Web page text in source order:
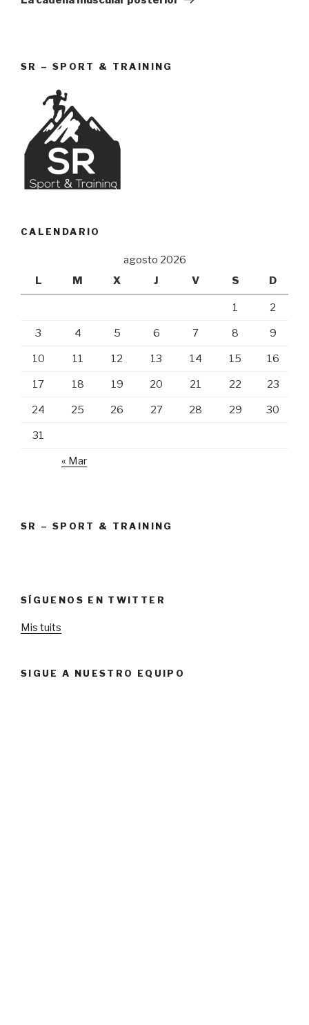
SR – SPORT & TRAINING
CALENDARIO
agosto 2026
L
M X J V S D
1 2
3 4 5 6 7 8 9
10 11 12 13 14 15 16
17 18 19 20 21 22 23
24 25 26 27 28 29 30
31
« Mar
SR – SPORT & TRAINING
SÍGUENOS EN TWITTER
Mis tuits
SIGUE A NUESTRO EQUIPO